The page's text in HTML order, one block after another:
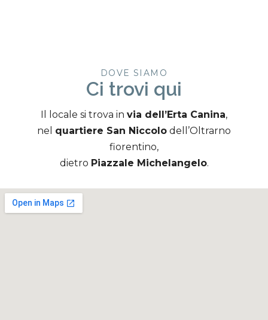
DOVE SIAMO
Ci trovi qui
Il locale si trova in via dell’Erta Canina,
nel quartiere San Niccolo dell’Oltrarno
fiorentino,
dietro Piazzale Michelangelo.